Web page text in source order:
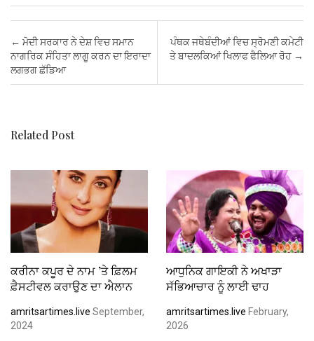
ce
b
o
o
tt
er
ail at
s
A
p
er
t
ke
dI
n
ail ar
e
Post navigation
← ਮੋਦੀ ਸਰਕਾਰ ਨੇ ਦੇਸ਼ ਵਿਚ ਸਮਾਨ
ਨਾਗਰਿਕ ਸੰਹਿਤਾ ਲਾਗੂ ਕਰਨ ਦਾ ਇਰਾਦਾ
ਲਗਭਗ ਛੱਡਿਆ
ਪੰਥਕ ਜਥੇਬੰਦੀਆਂ ਵਿਚ ਸ੍ਰੋਮਣੀ ਕਮੇਟੀ
ਤੇ ਬਾਦਲਕਿਆਂ ਖਿਲਾਫ ਫੈਲਿਆ ਰੋਹ →
Related Post
ਕਰੀਨਾ ਕਪੂਰ ਦੇ ਨਾਮ ’ਤੇ ਫ਼ਿਲਮ
ਫ਼ੈਸਟੀਵਲ ਕਰਾਉਣ ਦਾ ਐਲਾਨ
amritsartimes.live September,
2024
ਆਧੁਨਿਕ ਗਾਇਕੀ ਨੇ ਅਖਾੜਾ
ਸੱਭਿਆਚਾਰ ਨੂੰ ਲਾਈ ਢਾਹ
amritsartimes.live February,
2026